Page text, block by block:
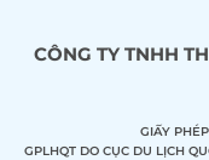
CÔNG TY TNHH
GIẤY
GPLHQT DO CỤC DU LỊCH